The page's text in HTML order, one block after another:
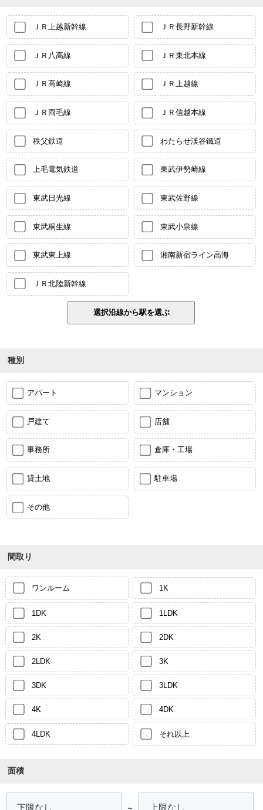
ＪＲ上越新幹線 ＪＲ長野新幹線
ＪＲ八高線 ＪＲ東北本線
ＪＲ高崎線 ＪＲ上越線
ＪＲ両毛線 ＪＲ信越本線
秩父鉄道 わたらせ渓谷鐵道
上毛電気鉄道 東武伊勢崎線
東武日光線 東武佐野線
東武桐生線 東武小泉線
東武東上線 湘南新宿ライン高海
ＪＲ北陸新幹線
種別
アパート マンション
戸建て 店舗
事務所 倉庫・工場
貸土地 駐車場
その他
間取り
ワンルーム 1K
1DK 1LDK
2K 2DK
2LDK 3K
3DK 3LDK
4K 4DK
4LDK それ以上
面積
～